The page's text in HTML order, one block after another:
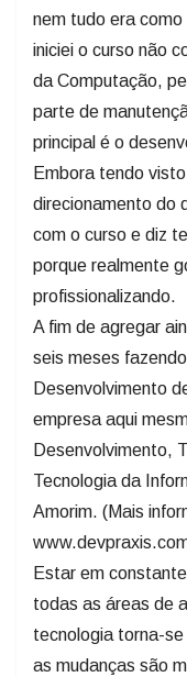
nem tudo era
iniciei o curso não
da Computação,
parte de
principal é o
Embora tendo
direcionamento do
com o curso e diz
porque realmente
profissionalizando.
A fim de agregar
seis meses
Desenvolvimento
empresa aqui
Desenvolvimento,
Tecnologia da
Amorim. (Mais
Estar em
todas as áreas de
tecnologia torna-
as mudanças são